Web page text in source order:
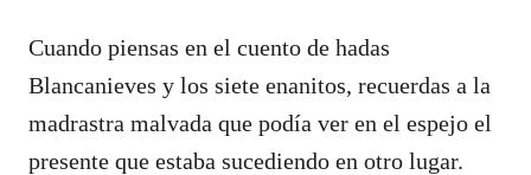
Cuando piensas en el cuento de hadas
Blancanieves y los siete enanitos, recuerdas a la
madrastra malvada que podía ver en el espejo el
presente que estaba sucediendo en otro lugar.